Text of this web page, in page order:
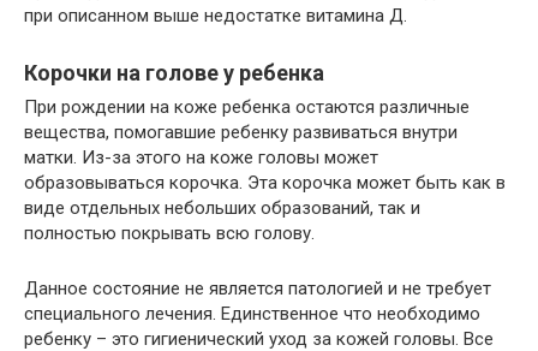
при описанном выше недостатке витамина Д.
Корочки на голове у ребенка
При рождении на коже ребенка остаются различные
вещества, помогавшие ребенку развиваться внутри
матки. Из-за этого на коже головы может
образовываться корочка. Эта корочка может быть как в
виде отдельных небольших образований, так и
полностью покрывать всю голову.
Данное состояние не является патологией и не требует
специального лечения. Единственное что необходимо
ребенку – это гигиенический уход за кожей головы. Все